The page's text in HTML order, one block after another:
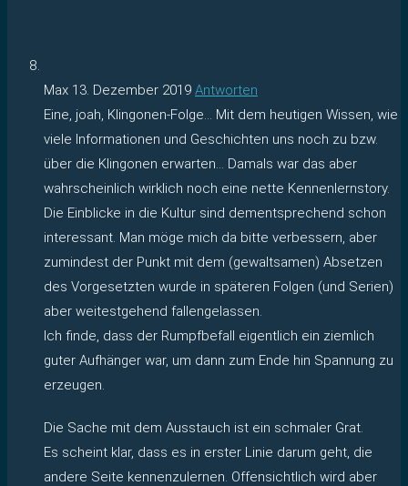
Max 13. Dezember 2019 Antworten
Eine, joah, Klingonen-Folge… Mit dem heutigen Wissen, wie
viele Informationen und Geschichten uns noch zu bzw.
über die Klingonen erwarten… Damals war das aber
wahrscheinlich wirklich noch eine nette Kennenlernstory.
Die Einblicke in die Kultur sind dementsprechend schon
interessant. Man möge mich da bitte verbessern, aber
zumindest der Punkt mit dem (gewaltsamen) Absetzen
des Vorgesetzten wurde in späteren Folgen (und Serien)
aber weitestgehend fallengelassen.
Ich finde, dass der Rumpfbefall eigentlich ein ziemlich
guter Aufhänger war, um dann zum Ende hin Spannung zu
erzeugen.
Die Sache mit dem Ausstauch ist ein schmaler Grat.
Es scheint klar, dass es in erster Linie darum geht, die
andere Seite kennenzulernen. Offensichtlich wird aber